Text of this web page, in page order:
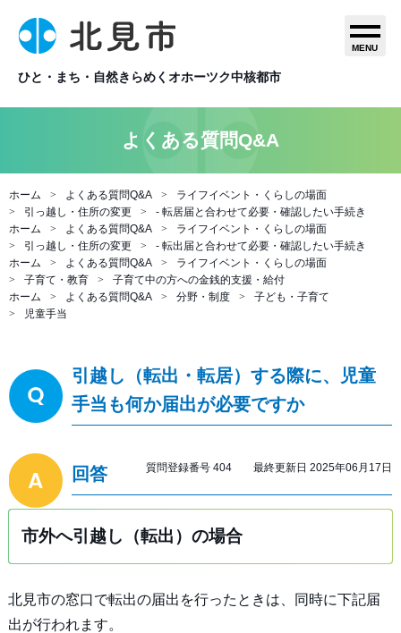
ひと・まち・自然きらめくオホーツク中核都市
MENU
よくある質問Q&A
ホーム よくある質問Q&A
ライフイベント・くらしの場面
引っ越し・住所の変更
- 転居届と合わせて必要・確認したい手続き
ホーム
よくある質問Q&A
ライフイベント・くらしの場面
引っ越し・住所の変更
- 転出届と合わせて必要・確認したい手続き
ホーム
よくある質問Q&A
ライフイベント・くらしの場面
子育て・教育
子育て中の方への金銭的支援・給付
ホーム
よくある質問Q&A 分野・制度
子ども・子育て
児童手当
引越し（転出・転居）する際に、児童
手当も何か届出が必要ですか
回答 質問登録番号 404 最終更新日 2025年06月17日
市外へ引越し（転出）の場合
北見市の窓口で転出の届出を行ったときは、同時に下記届
出が行われます。